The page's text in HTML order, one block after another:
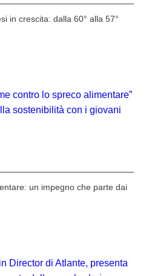
in crescita: dalla 60° alla 57°
un impegno che parte dai